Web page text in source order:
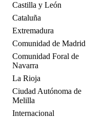
Castilla y León
Cataluña
Extremadura
Comunidad de Madrid
Comunidad Foral de
Navarra
La Rioja
Ciudad Autónoma de
Melilla
Internacional